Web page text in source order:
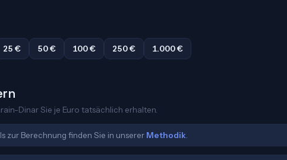
25 € 50 € 100 € 250 € 1.000 €
Dinar Sie je Euro tatsächlich erhalten.
zur Berechnung finden Sie in unserer Methodik